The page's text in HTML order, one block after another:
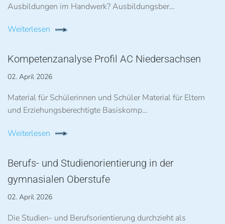
Ausbildungen im Handwerk? Ausbildungsber…
Weiterlesen
Kompetenzanalyse Profil AC Niedersachsen
02. April 2026
Material für Schülerinnen und Schüler Material für Eltern
und Erziehungsberechtigte Basiskomp…
Weiterlesen
Berufs- und Studienorientierung in der
gymnasialen Oberstufe
02. April 2026
Die Studien- und Berufsorientierung durchzieht als